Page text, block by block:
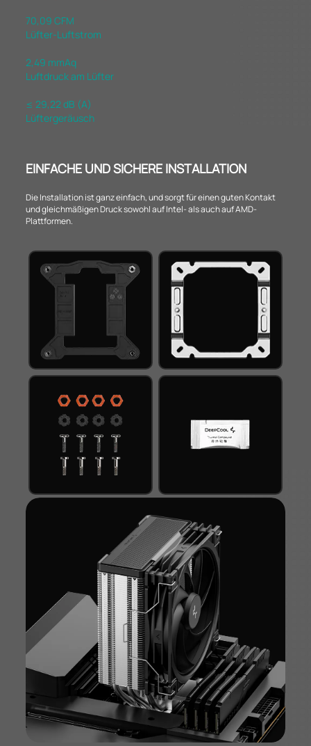
70,09 CFM
Lüfter-Luftstrom
2,49 mmAq
Luftdruck am Lüfter
≤ 29,22 dB (A)
Lüftergeräusch
EINFACHE UND SICHERE INSTALLATION
Die Installation ist ganz einfach, und sorgt für einen guten Kontakt
und gleichmäßigen Druck sowohl auf Intel- als auch auf AMD-
Plattformen.